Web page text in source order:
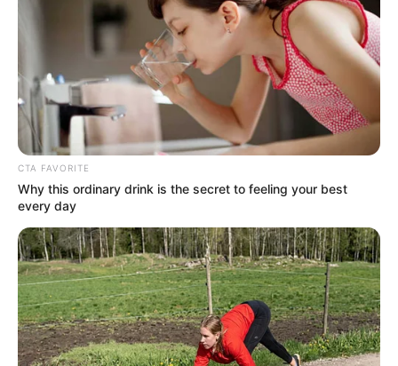
CTA FAVORITE
Why this ordinary drink is the secret to feeling your best
every day